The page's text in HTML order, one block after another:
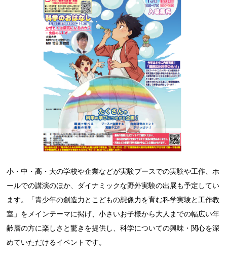
小・中・高・大の学校や企業などが実験ブースでの実験や工作、ホ
ールでの講演のほか、ダイナミックな野外実験の出展も予定してい
ます。「青少年の創造力とこどもの想像力を育む科学実験と工作教
室」をメインテーマに掲げ、小さいお子様から大人までの幅広い年
齢層の方に楽しさと驚きを提供し、科学についての興味・関心を深
めていただけるイベントです。